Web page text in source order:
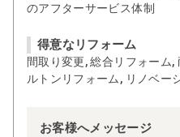
のアフターサービス体制
得意なリフォーム
間取り変更, 総合リフォーム,
ルトンリフォーム, リノベー
お客様へメッセージ